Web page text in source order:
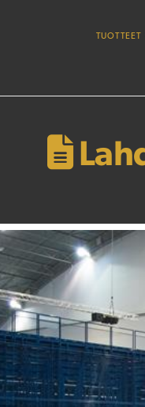
TUOTTEET